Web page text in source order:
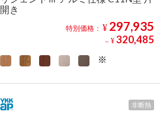
開き
特別価格： ¥ 297,935
～ ¥ 320,485
非断熱